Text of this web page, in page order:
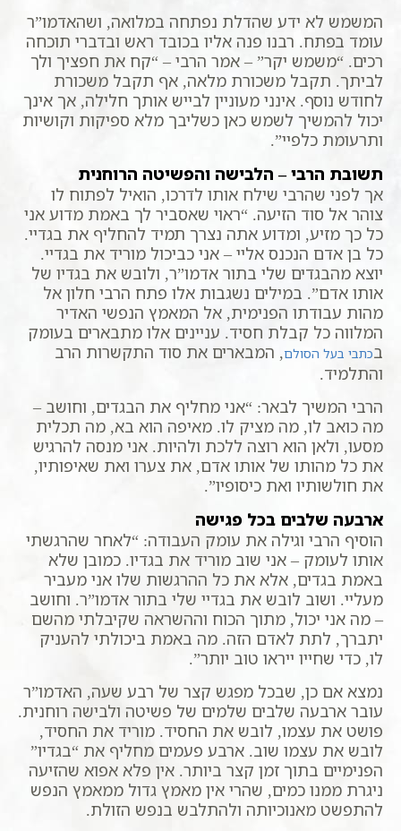
המשמש לא ידע שהדלת נפתחה במלואה, ושהאדמו”ר
עומד בפתח. רבנו פנה אליו בכובד ראש ובדברי תוכחה
רכים. “משמש יקר” – אמר הרבי – “קח את חפציך ולך
לביתך. תקבל משכורת מלאה, אף תקבל משכורת
לחודש נוסף. אינני מעוניין לבייש אותך חלילה, אך אינך
יכול להמשיך לשמש כאן כשליבך מלא ספיקות וקושיות
ותרעומת כלפיי”.
תשובת הרבי – הלבישה והפשיטה הרוחנית
אך לפני שהרבי שילח אותו לדרכו, הואיל לפתוח לו
צוהר אל סוד הזיעה. “ראוי שאסביר לך באמת מדוע אני
כל כך מזיע, ומדוע אתה נצרך תמיד להחליף את בגדיי.
כל בן אדם הנכנס אליי – אני כביכול מוריד את בגדיי.
יוצא מהבגדים שלי בתור אדמו”ר, ולובש את בגדיו של
אותו אדם”. במילים נשגבות אלו פתח הרבי חלון אל
מהות עבודתו הפנימית, אל המאמץ הנפשי האדיר
המלווה כל קבלת חסיד. עניינים אלו מתבארים בעומק
בכתבי בעל הסולם, המבארים את סוד התקשרות הרב
והתלמיד.
הרבי המשיך לבאר: “אני מחליף את הבגדים, וחושב –
מה כואב לו, מה מציק לו. מאיפה הוא בא, מה תכלית
מסעו, ולאן הוא רוצה ללכת ולהיות. אני מנסה להרגיש
את כל מהותו של אותו אדם, את צערו ואת שאיפותיו,
את חולשותיו ואת כיסופיו”.
ארבעה שלבים בכל פגישה
הוסיף הרבי וגילה את עומק העבודה: “לאחר שהרגשתי
אותו לעומק – אני שוב מוריד את בגדיו. כמובן שלא
באמת בגדים, אלא את כל ההרגשות שלו אני מעביר
מעליי. ושוב לובש את בגדיי שלי בתור אדמו”ר. וחושב
– מה אני יכול, מתוך הכוח וההשראה שקיבלתי מהשם
יתברך, לתת לאדם הזה. מה באמת ביכולתי להעניק
לו, כדי שחייו ייראו טוב יותר”.
נמצא אם כן, שבכל מפגש קצר של רבע שעה, האדמו”ר
עובר ארבעה שלבים שלמים של פשיטה ולבישה רוחנית.
פושט את עצמו, לובש את החסיד. מוריד את החסיד,
לובש את עצמו שוב. ארבע פעמים מחליף את “בגדיו”
הפנימיים בתוך זמן קצר ביותר. אין פלא אפוא שהזיעה
ניגרת ממנו כמים, שהרי אין מאמץ גדול ממאמץ הנפש
להתפשט מאנוכיותה ולהתלבש בנפש הזולת.